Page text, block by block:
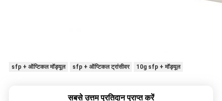
sfp + ऑप्टिकल मॉड्यूल sfp + ऑप्टिकल ट्रांसीवर 10g sfp + मॉड्यूल
सबसे उत्तम प्रतिदान प्राप्त करें